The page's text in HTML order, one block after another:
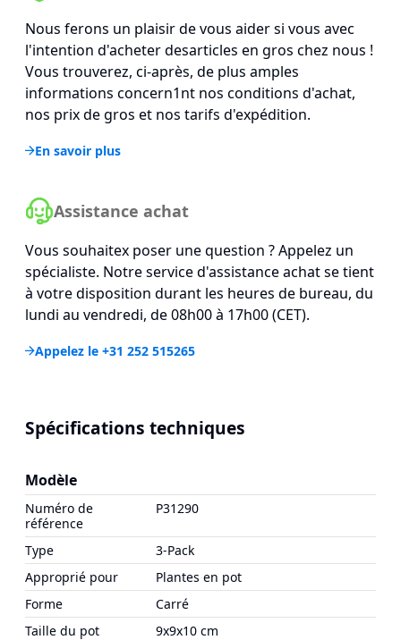
Nous ferons un plaisir de vous aider si vous avec
l'intention d'acheter desarticles en gros chez nous !
Vous trouverez, ci-après, de plus amples
informations concern1nt nos conditions d'achat,
nos prix de gros et nos tarifs d'expédition.
En savoir plus
Assistance achat
Vous souhaitex poser une question ? Appelez un
spécialiste. Notre service d'assistance achat se tient
à votre disposition durant les heures de bureau, du
lundi au vendredi, de 08h00 à 17h00 (CET).
Appelez le +31 252 515265
Spécifications techniques
Modèle
Numéro de
référence
P31290
Type
3-Pack
Approprié pour
Plantes en pot
Forme
Carré
Taille du pot
9x9x10 cm